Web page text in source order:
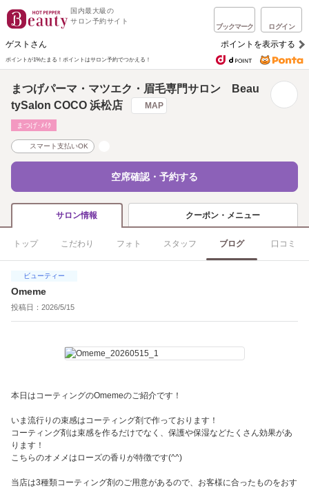
国内最大級の
サロン予約サイト
ブックマーク ログイン
ゲストさん ポイントを表示する
ポイントが1%たまる！ ポイントはサロン予約でつかえる！
まつげパーマ・マツエク・眉毛専門サロン Beau
tySalon COCO 浜松店
MAP
まつげ･ﾒｲｸ
スマート支払いOK
空席確認・予約する
サロン情報 クーポン・メニュー
トップ こだわり フォト スタッフ ブログ 口コミ
ビューティー
Omeme
投稿日：2026/5/15
本日はコーティングのOmemeのご紹介です！
いま流行りの束感はコーティング剤で作っております！
コーティング剤は束感を作るだけでなく、保護や保湿などたくさん効果があ
ります！
こちらのオメメはローズの香りが特徴です(^^)
当店は3種類コーティング剤のご用意があるので、お客様に合ったものをおす